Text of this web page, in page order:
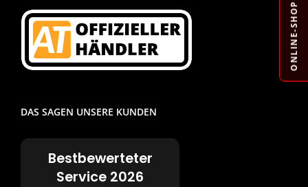
DAS SAGEN UNSERE KUNDEN
Bestbewerteter
Service 2026
ONLINE-SHOP